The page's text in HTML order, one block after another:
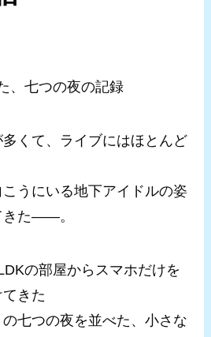
七つの夜の記録
くて、ライブにはほとんど
うにいる地下アイドルの姿
きた――。
の部屋からスマホだけを
きた
の七つの夜を並べた、小さな